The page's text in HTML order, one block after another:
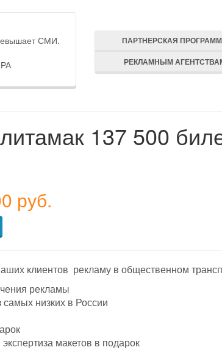
СМИ.
ПАРТНЕРСКАЯ
РЕКЛАМНЫМ
137 500
руб.
клиентов рекламу в общественном
рекламы
низких в России
макетов в подарок